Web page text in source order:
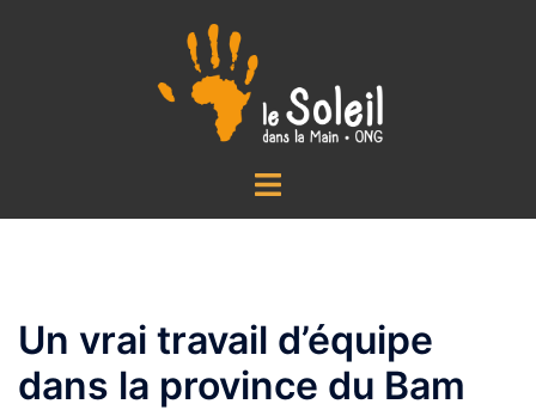
Ouvrir/fermer
Un vrai travail d’équipe
dans la province du Bam